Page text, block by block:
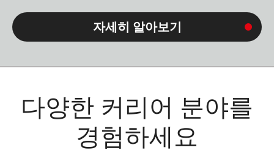
자세히 알아보기
다양한 커리어 분야를
경험하세요